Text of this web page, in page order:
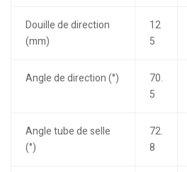
Douille de direction
(mm)
12
5
Angle de direction (°)
70.
5
Angle tube de selle
(°)
72.
8